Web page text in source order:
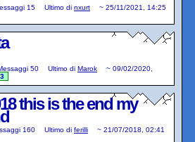
15 Ultimo di nxurt ~ 25/11/2021, 14:25
50 Ultimo di Marok ~ 09/02/2020,
this is the end my
160 Ultimo di ferilli ~ 21/07/2018, 02:41